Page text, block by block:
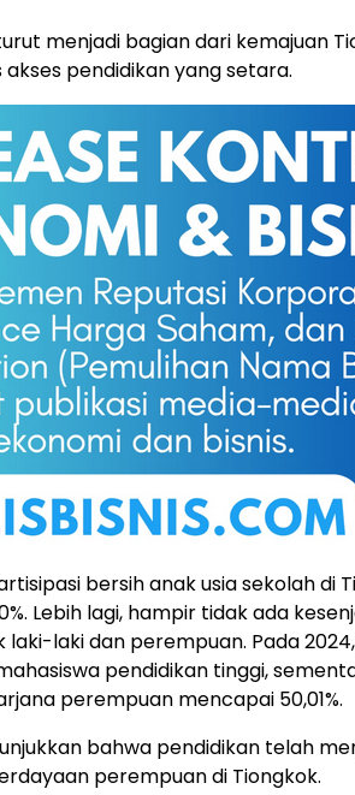
menjadi bagian dari kemajuan
pendidikan yang setara.
bersih anak usia sekolah di
Lebih lagi, hampir tidak ada
laki dan perempuan. Pada
pendidikan tinggi,
perempuan mencapai 50,01%.
bahwa pendidikan telah
perempuan di Tiongkok.